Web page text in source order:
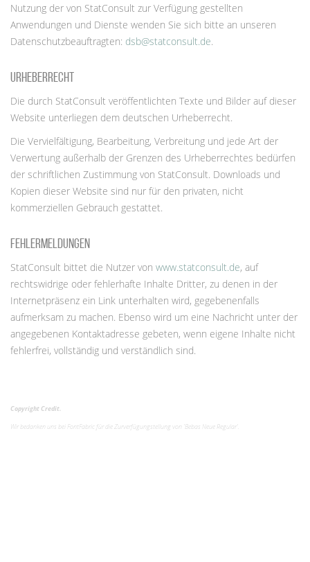
Nutzung der von StatConsult zur Verfügung gestellten
Anwendungen und Dienste wenden Sie sich bitte an unseren
Datenschutzbeauftragten: dsb@statconsult.de.
Urheberrecht
Die durch StatConsult veröffentlichten Texte und Bilder auf dieser
Website unterliegen dem deutschen Urheberrecht.
Die Vervielfältigung, Bearbeitung, Verbreitung und jede Art der
Verwertung außerhalb der Grenzen des Urheberrechtes bedürfen
der schriftlichen Zustimmung von StatConsult. Downloads und
Kopien dieser Website sind nur für den privaten, nicht
kommerziellen Gebrauch gestattet.
Fehlermeldungen
StatConsult bittet die Nutzer von www.statconsult.de, auf
rechtswidrige oder fehlerhafte Inhalte Dritter, zu denen in der
Internetpräsenz ein Link unterhalten wird, gegebenenfalls
aufmerksam zu machen. Ebenso wird um eine Nachricht unter der
angegebenen Kontaktadresse gebeten, wenn eigene Inhalte nicht
fehlerfrei, vollständig und verständlich sind.
Copyright Credit.
Wir bedanken uns bei FontFabric für die Zurverfügungstellung von 'Bebas Neue Regular'.